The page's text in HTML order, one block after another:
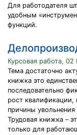
Для работодателя
удобным
функций.
Курсовая работа, 02
Тема достаточно
книжка это
последовательно
рост
причины
Трудовая книжка –
только для